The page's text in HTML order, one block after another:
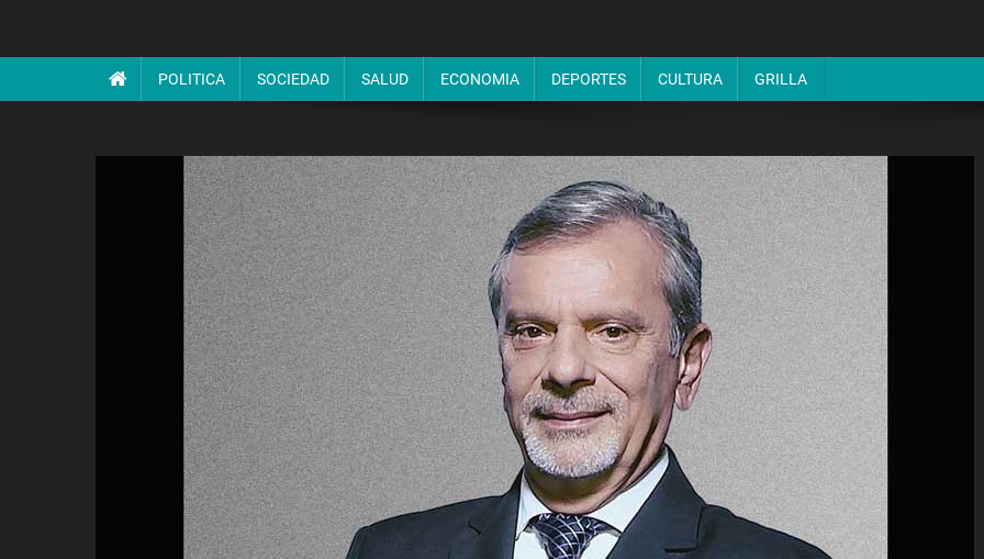
POLITICA SOCIEDAD SALUD ECONOMIA DEPORTES CULTURA GRILLA